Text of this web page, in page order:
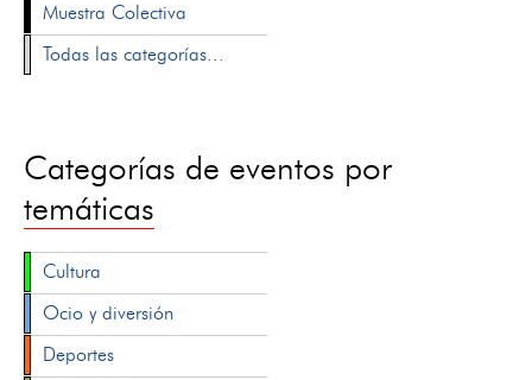
Muestra Colectiva
Todas las categorías...
Categorías de eventos por
temáticas
Cultura
Ocio y diversión
Deportes